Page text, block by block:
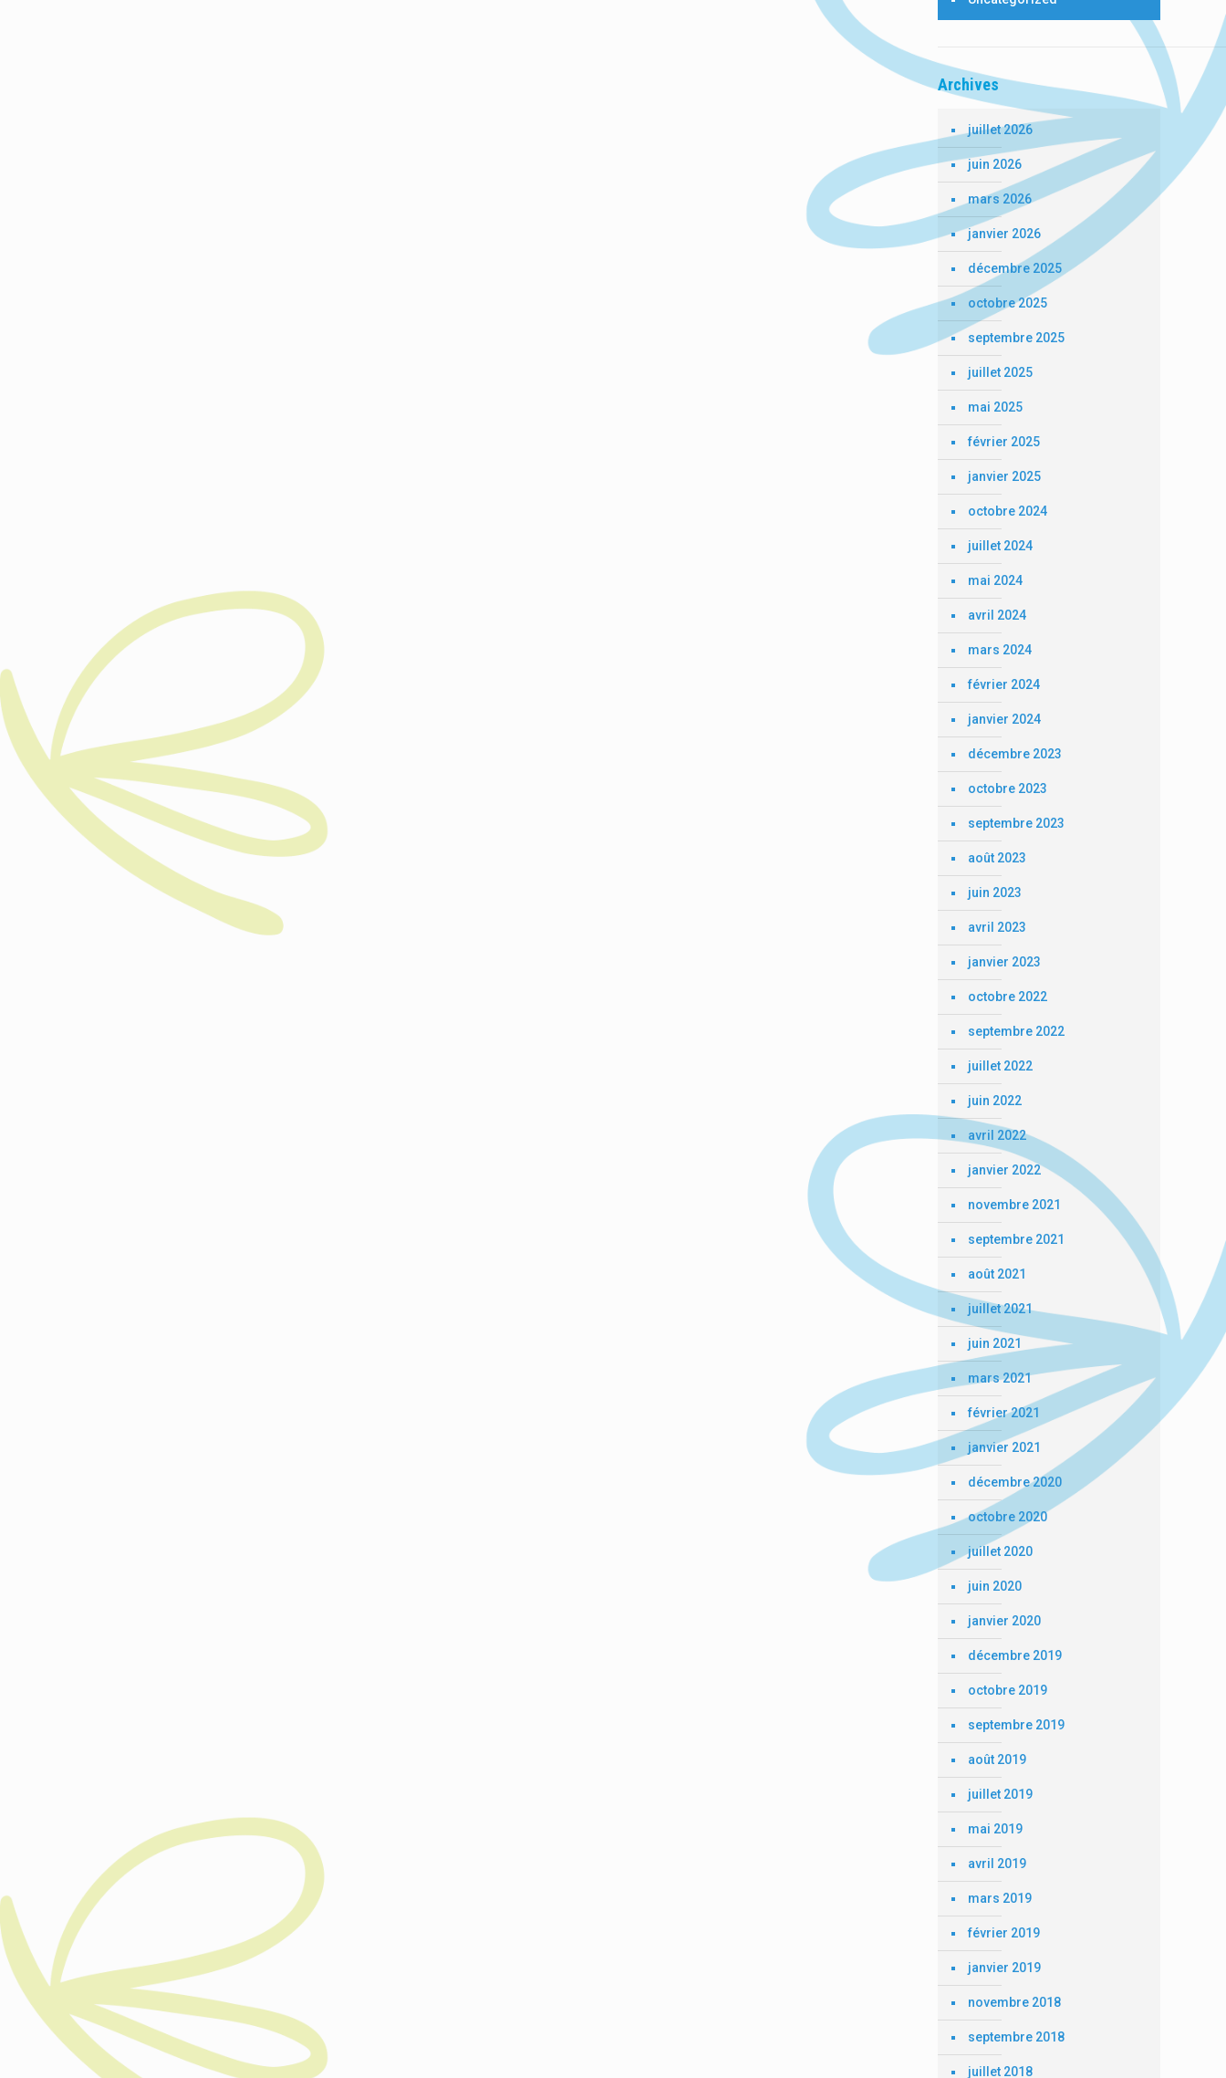
Archives
juillet 2026
juin 2026
mars 2026
janvier 2026
décembre 2025
octobre 2025
septembre 2025
juillet 2025
mai 2025
février 2025
janvier 2025
octobre 2024
juillet 2024
mai 2024
avril 2024
mars 2024
février 2024
janvier 2024
décembre 2023
octobre 2023
septembre 2023
août 2023
juin 2023
avril 2023
janvier 2023
octobre 2022
septembre 2022
juillet 2022
juin 2022
avril 2022
janvier 2022
novembre 2021
septembre 2021
août 2021
juillet 2021
juin 2021
mars 2021
février 2021
janvier 2021
décembre 2020
octobre 2020
juillet 2020
juin 2020
janvier 2020
décembre 2019
octobre 2019
septembre 2019
août 2019
juillet 2019
mai 2019
avril 2019
mars 2019
février 2019
janvier 2019
novembre 2018
septembre 2018
juillet 2018